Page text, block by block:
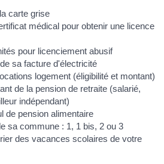
carte grise
médical pour obtenir une licence
pour licenciement abusif
sa facture d'électricité
logement (éligibilité et montant)
de la pension de retraite (salarié,
indépendant)
de pension alimentaire
sa commune : 1, 1 bis, 2 ou 3
des vacances scolaires de votre